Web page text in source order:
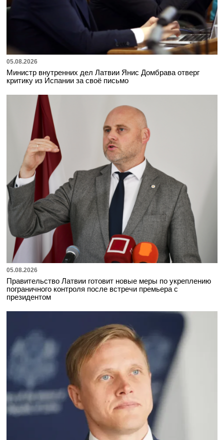
05.08.2026
Министр внутренних дел Латвии Янис Домбрава отверг
критику из Испании за своё письмо
05.08.2026
Правительство Латвии готовит новые меры по укреплению
пограничного контроля после встречи премьера с
президентом